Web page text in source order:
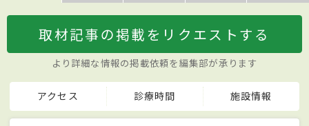
取材記事の掲載をリクエストする
より詳細な情報の掲載依頼を編集部が承ります
アクセス 診療時間 施設情報